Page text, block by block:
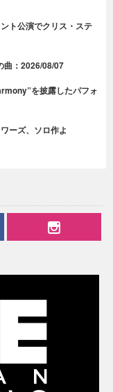
ト公演でクリス・ステ
曲：2026/08/07
を披露したパフォ
ーズ、ソロ作よ